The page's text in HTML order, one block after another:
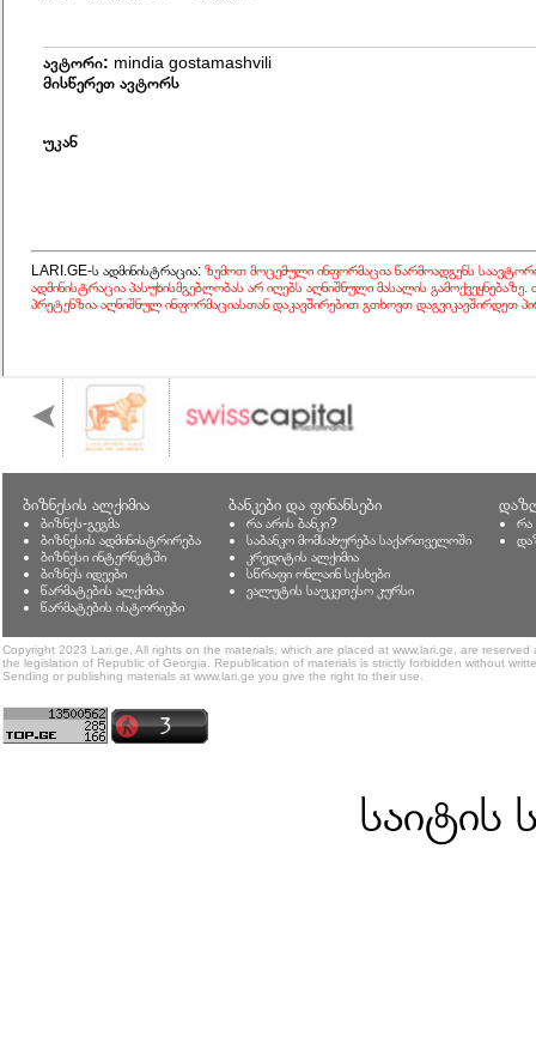
ავტორი: mindia gostamashvili
მისწერეთ ავტორს
უკან
LARI.GE-ს ადმინისტრაცია: ზემოთ მოცემული ინფორმაცია წარმოადგენს
ადმინისტრაცია პასუხისმგებლობას არ იღებს აღნიშნული მასალის
პრეტენზია აღნიშნულ ინფორმაციასთან დაკავშირებით გთხოვთ დაგვიკავშირდეთ
ბიზნესის ალქიმია
ბიზნეს-გეგმა
ბიზნესის ადმინისტრირება
ბიზნესი ინტერნეტში
ბიზნეს იდეები
წარმატების ალქიმია
წარმატების ისტორიები
ბანკები და ფინანსები
რა არის ბანკი?
საბანკო მომსახურება საქართველოში
კრედიტის ალქიმია
სწრაფი ონლაინ სესხები
ვალუტის საუკეთესო კურსი
რა
Copyright 2023 Lari.ge, All rights on the materials, which are placed at www.lari.ge, are
the legislation of Republic of Georgia. Republication of materials is strictly forbidden without
Sending or publishing materials at www.lari.ge you give the right to their use.
საიტის